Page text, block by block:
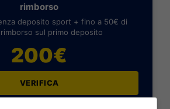
rimborso
deposito sport + fino a 50€ di
sul primo deposito
200€
VERIFICA